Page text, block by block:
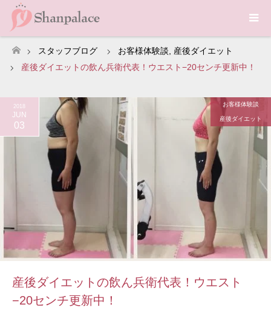
ホーム
スタッフブログ お客様体験談
産後ダイエット
産後ダイエットの飲ん兵衛代表！ウエスト−20センチ更新中！
2018
JUN
03
お客様体験談
産後ダイエット
産後ダイエットの飲ん兵衛代表！ウエスト
−20センチ更新中！